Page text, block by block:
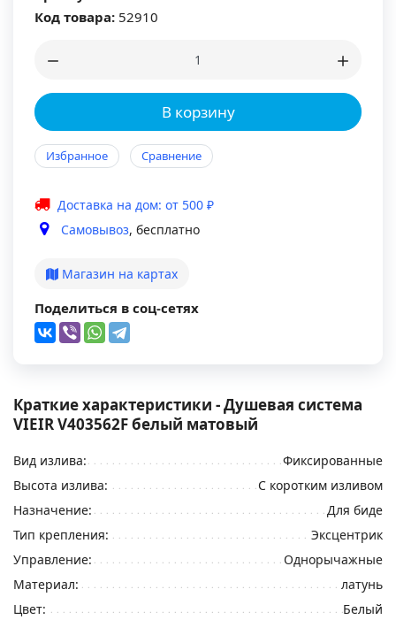
Код товара: 52910
В корзину
Избранное Сравнение
Доставка на дом: от 500 ₽
Самовывоз, бесплатно
Магазин на картах
Поделиться в соц-сетях
Краткие характеристики - Душевая система
VIEIR V403562F белый матовый
Вид излива:
Фиксированные
Высота излива:
С коротким изливом
Назначение:
Для биде
Тип крепления:
Эксцентрик
Управление:
Однорычажные
Материал:
латунь
Цвет:
Белый